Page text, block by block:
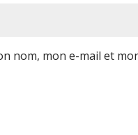
nom, mon e-mail et